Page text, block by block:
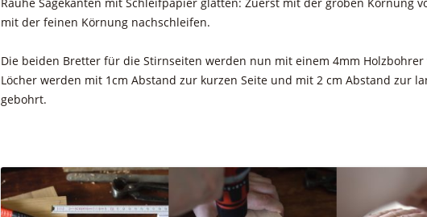
mit der feinen Körnung nachschleifen.
Die beiden Bretter für die Stirnseiten werden nun mit einem 4mm Holzbohrer
Löcher werden mit 1cm Abstand zur kurzen Seite und mit 2 cm Abstand zur
gebohrt.